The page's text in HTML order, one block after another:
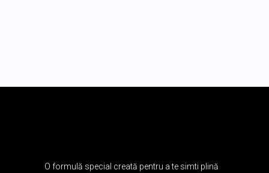
O formulă special creată pentru a te simti plină